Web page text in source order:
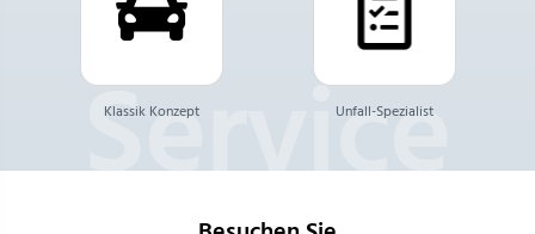
Klassik Konzept Unfall-Spezialist